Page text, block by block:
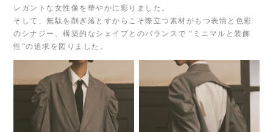
レガントな女性像を華やかに彩りました。
そして、無駄を削ぎ落とすからこそ際立つ素材がもつ表情と色彩
のシナジー、構築的なシェイプとのバランスで “ミニマルと装飾
性”の追求を図りました。